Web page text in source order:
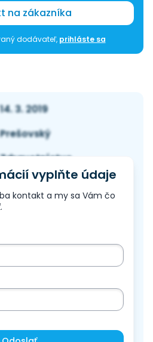
na zákazníka
dodávateľ, prihláste sa
14. 3. 2019
Prešovský
Zdravotníctvo
vyplňte údaje
kontakt a my sa Vám čo